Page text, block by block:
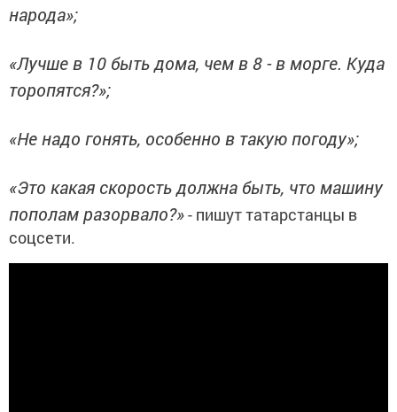
народа»;
«Лучше в 10 быть дома, чем в 8 - в морге. Куда
торопятся?»;
«Не надо гонять, особенно в такую погоду»;
«Это какая скорость должна быть, что машину
пополам разорвало?»- пишут татарстанцы в
соцсети.